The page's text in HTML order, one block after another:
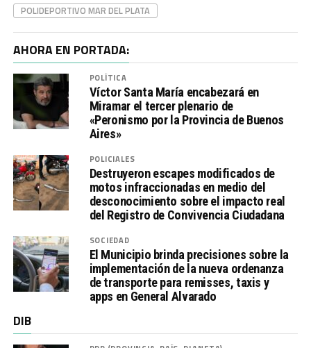
POLIDEPORTIVO MAR DEL PLATA
AHORA EN PORTADA:
POLÍTICA
Víctor Santa María encabezará en
Miramar el tercer plenario de
«Peronismo por la Provincia de Buenos
Aires»
POLICIALES
Destruyeron escapes modificados de
motos infraccionadas en medio del
desconocimiento sobre el impacto real
del Registro de Convivencia Ciudadana
SOCIEDAD
El Municipio brinda precisiones sobre la
implementación de la nueva ordenanza
de transporte para remisses, taxis y
apps en General Alvarado
DIB